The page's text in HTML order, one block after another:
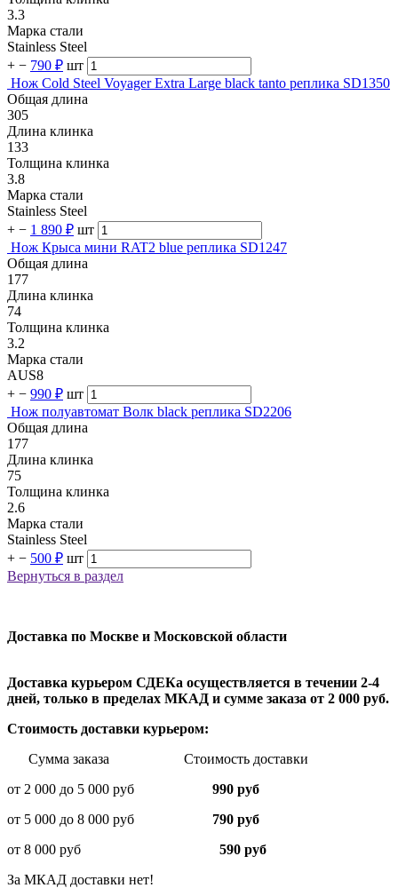
3.3
Марка стали
Stainless Steel
+ − 790 ₽ шт
Нож Cold Steel Voyager Extra Large black tanto реплика SD1350
Общая длина
305
Длина клинка
133
Толщина клинка
3.8
Марка стали
Stainless Steel
+ − 1 890 ₽ шт
Нож Крыса мини RAT2 blue реплика SD1247
Общая длина
177
Длина клинка
74
Толщина клинка
3.2
Марка стали
AUS8
+ − 990 ₽ шт
Нож полуавтомат Волк black реплика SD2206
Общая длина
177
Длина клинка
75
Толщина клинка
2.6
Марка стали
Stainless Steel
+ − 500 ₽ шт
Вернуться в раздел
Доставка по Москве и Московской области
Доставка курьером СДЕКа осуществляется в течении 2-4
дней, только в пределах МКАД и сумме заказа от 2 000 руб.
Стоимость доставки курьером:
Сумма заказа Стоимость доставки
от 2 000 до 5 000 руб
990 руб
от 5 000 до 8 000 руб 790 руб
от 8 000 руб 590 руб
За МКАД доставки нет!